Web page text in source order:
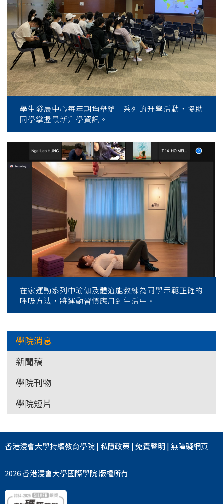
學生發展中心每年期均舉辦一系列的升學活動，協助
同學掌握最新升學資訊。
在家運動系列中瑜伽及體適能教練為同學示範正確的
呼吸方法，將運動習慣應用到生活中。
學院消息
新聞稿
學院刊物
學院短片
香港浸會大學持續教育學院| 私隱政策|免責聲明|無障礙網頁
2026 香港浸會大學國際學院 版權所有